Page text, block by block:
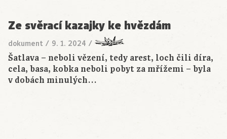
Ze svěrací kazajky ke hvězdám
dokument / 9. 1. 2024 /
Šatlava – neboli vězení, tedy arest, loch čili díra,
cela, basa, kobka neboli pobyt za mřížemi – byla
v dobách minulých…